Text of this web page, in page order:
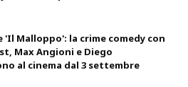
Malloppo': la crime comedy con
Max Angioni e Diego
al cinema dal 3 settembre